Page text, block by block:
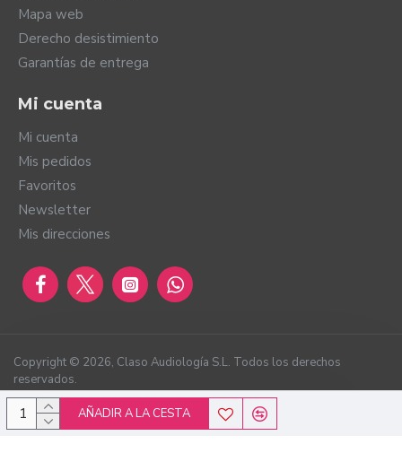
AÑADIR A LA CESTA
Mapa web
Derecho desistimiento
Garantías de entrega
Mi cuenta
Mi cuenta
Mis pedidos
Favoritos
Newsletter
Mis direcciones
Copyright © 2026, Claso Audiología S.L. Todos los derechos
reservados.